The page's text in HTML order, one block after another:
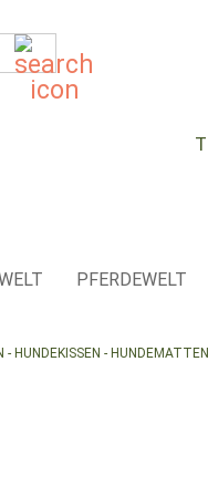
PFERDEWELT
- HUNDEKISSEN - HUNDEMATTEN